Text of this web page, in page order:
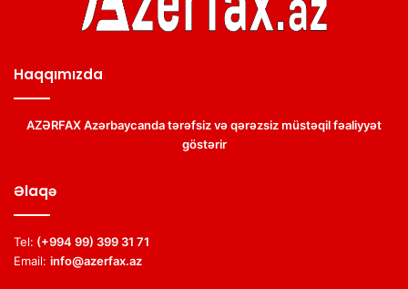
Haqqımızda
AZƏRFAX Azərbaycanda tərəfsiz və qərəzsiz müstəqil fəaliyyət
göstərir
Əlaqə
Tel: (+994 99) 399 31 71
Email: info@azerfax.az